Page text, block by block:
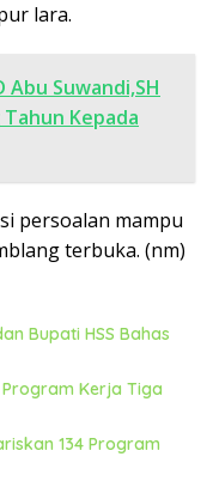
lara.
Abu Suwandi,SH
Kepada
persoalan mampu
terbuka. (nm)
Bupati HSS Bahas
Program Kerja Tiga
134 Program